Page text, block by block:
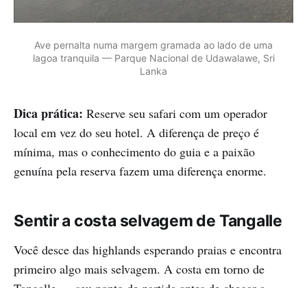
Ave pernalta numa margem gramada ao lado de uma
lagoa tranquila — Parque Nacional de Udawalawe, Sri
Lanka
Dica prática: Reserve seu safari com um operador
local em vez do seu hotel. A diferença de preço é
mínima, mas o conhecimento do guia e a paixão
genuína pela reserva fazem uma diferença enorme.
Sentir a costa selvagem de Tangalle
Você desce das highlands esperando praias e encontra
primeiro algo mais selvagem. A costa em torno de